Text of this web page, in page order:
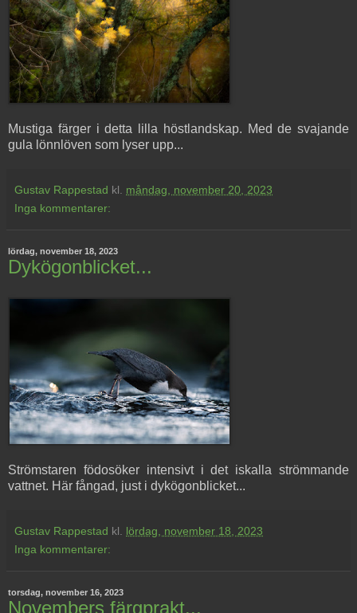
Mustiga färger i detta lilla höstlandskap. Med de svajande
gula lönnlöven som lyser upp...
Gustav Rappestad kl. måndag, november 20, 2023
Inga kommentarer:
lördag, november 18, 2023
Dykögonblicket...
Strömstaren födosöker intensivt i det iskalla strömmande
vattnet. Här fångad, just i dykögonblicket...
Gustav Rappestad kl. lördag, november 18, 2023
Inga kommentarer:
torsdag, november 16, 2023
Novembers färgprakt...